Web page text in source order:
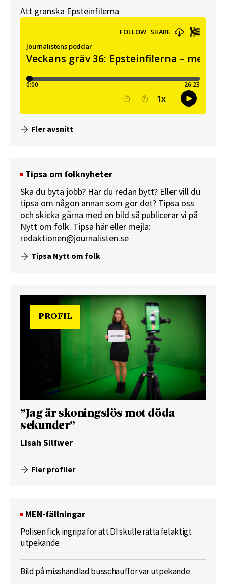
Att granska Epsteinfilerna
Fler avsnitt
Tipsa om folknyheter
Ska du byta jobb? Har du redan bytt? Eller vill du
tipsa om någon annan som gör det? Tipsa oss
och skicka gärna med en bild så publicerar vi på
Nytt om folk. Tipsa här eller mejla:
redaktionen@journalisten.se
Tipsa Nytt om folk
PROFIL
”Jag är skoningslös mot döda
sekunder”
Lisah Silfwer
Fler profiler
MEN-fällningar
Polisen fick ingripa för att DI skulle rätta felaktigt
utpekande
Bild på misshandlad busschaufför var utpekande